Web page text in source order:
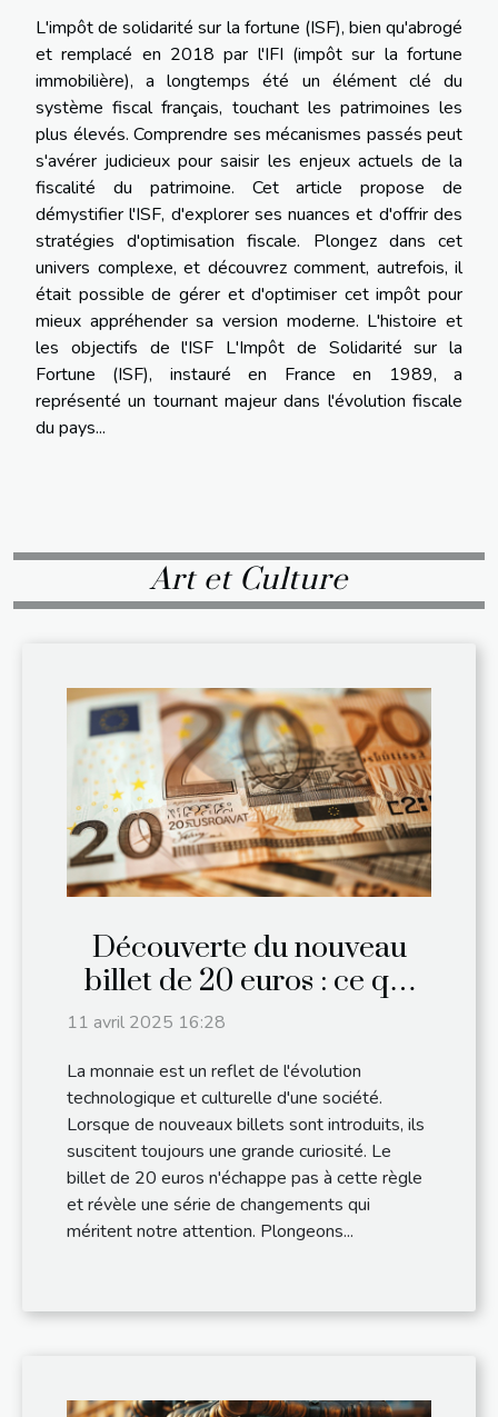
L'impôt de solidarité sur la fortune (ISF), bien qu'abrogé
et remplacé en 2018 par l'IFI (impôt sur la fortune
immobilière), a longtemps été un élément clé du
système fiscal français, touchant les patrimoines les
plus élevés. Comprendre ses mécanismes passés peut
s'avérer judicieux pour saisir les enjeux actuels de la
fiscalité du patrimoine. Cet article propose de
démystifier l'ISF, d'explorer ses nuances et d'offrir des
stratégies d'optimisation fiscale. Plongez dans cet
univers complexe, et découvrez comment, autrefois, il
était possible de gérer et d'optimiser cet impôt pour
mieux appréhender sa version moderne. L'histoire et
les objectifs de l'ISF L'Impôt de Solidarité sur la
Fortune (ISF), instauré en France en 1989, a
représenté un tournant majeur dans l'évolution fiscale
du pays...
Art et Culture
Découverte du nouveau
billet de 20 euros : ce qui
change
11 avril 2025 16:28
La monnaie est un reflet de l'évolution
technologique et culturelle d'une société.
Lorsque de nouveaux billets sont introduits, ils
suscitent toujours une grande curiosité. Le
billet de 20 euros n'échappe pas à cette règle
et révèle une série de changements qui
méritent notre attention. Plongeons...